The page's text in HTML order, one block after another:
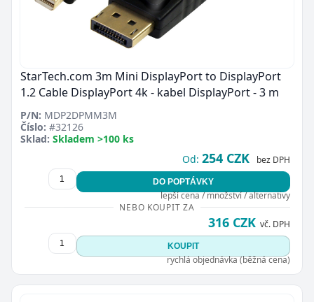
StarTech.com 3m Mini DisplayPort to DisplayPort
1.2 Cable DisplayPort 4k - kabel DisplayPort - 3 m
P/N: MDP2DPMM3M
Číslo: #32126
Sklad: Skladem >100 ks
Od: 254 CZK bez DPH
DO POPTÁVKY
lepší cena / množství / alternativy
NEBO KOUPIT ZA
316 CZK vč. DPH
KOUPIT
rychlá objednávka (běžná cena)